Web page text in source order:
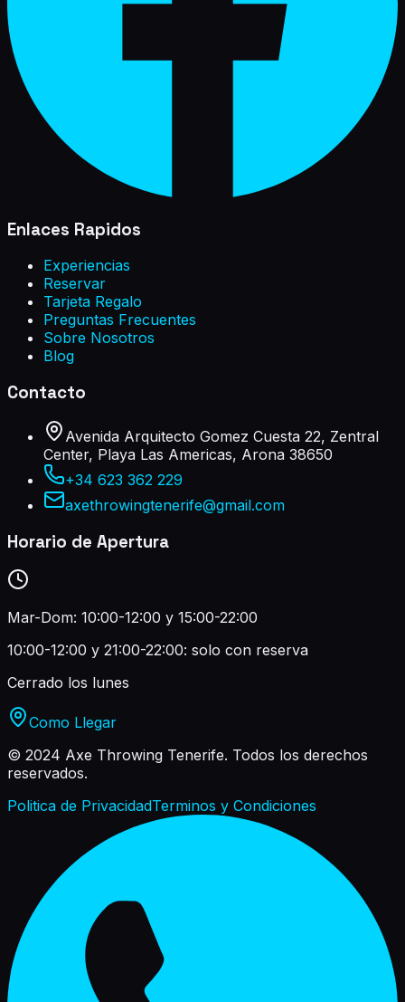
Enlaces Rapidos
Experiencias
Reservar
Tarjeta Regalo
Preguntas Frecuentes
Sobre Nosotros
Blog
Contacto
Avenida Arquitecto Gomez Cuesta 22, Zentral
Center, Playa Las Americas, Arona 38650
+34 623 362 229
axethrowingtenerife@gmail.com
Horario de Apertura
Mar-Dom: 10:00-12:00 y 15:00-22:00
10:00-12:00 y 21:00-22:00: solo con reserva
Cerrado los lunes
Como Llegar
© 2024 Axe Throwing Tenerife. Todos los derechos
reservados.
Politica de PrivacidadTerminos y Condiciones